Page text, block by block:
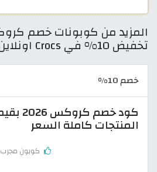
تخفيض 10% في Crocs اونلاين
خصم 10%
المنتجات كاملة السعر
كوبون مجرب